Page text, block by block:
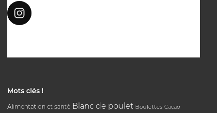
Mots clés !
Alimentation et santé Blanc de poulet Boulettes Cacao